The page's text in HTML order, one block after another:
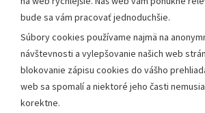
bude sa vám pracovať jednoduchšie.
Súbory cookies používame najmä na
návštevnosti a vylepšovanie našich web
blokovanie zápisu cookies do vášho
web sa spomalí a niektoré jeho časti
korektne.
920 41 Leopoldov
Kontakt:
Telefón:+42133/285 27 11
Email:
mesto@leopoldov.sk